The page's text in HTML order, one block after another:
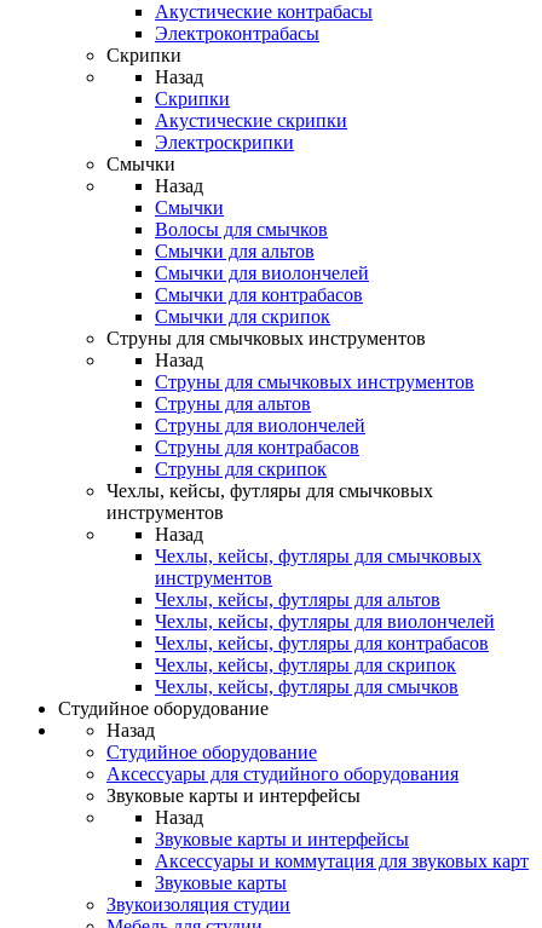
Акустические контрабасы
Электроконтрабасы
Скрипки
Назад
Скрипки
Акустические скрипки
Электроскрипки
Смычки
Назад
Смычки
Волосы для смычков
Смычки для альтов
Смычки для виолончелей
Смычки для контрабасов
Смычки для скрипок
Струны для смычковых инструментов
Назад
Струны для смычковых инструментов
Струны для альтов
Струны для виолончелей
Струны для контрабасов
Струны для скрипок
Чехлы, кейсы, футляры для смычковых
инструментов
Назад
Чехлы, кейсы, футляры для смычковых
инструментов
Чехлы, кейсы, футляры для альтов
Чехлы, кейсы, футляры для виолончелей
Чехлы, кейсы, футляры для контрабасов
Чехлы, кейсы, футляры для скрипок
Чехлы, кейсы, футляры для смычков
Студийное оборудование
Назад
Студийное оборудование
Аксессуары для студийного оборудования
Звуковые карты и интерфейсы
Назад
Звуковые карты и интерфейсы
Аксессуары и коммутация для звуковых карт
Звуковые карты
Звукоизоляция студии